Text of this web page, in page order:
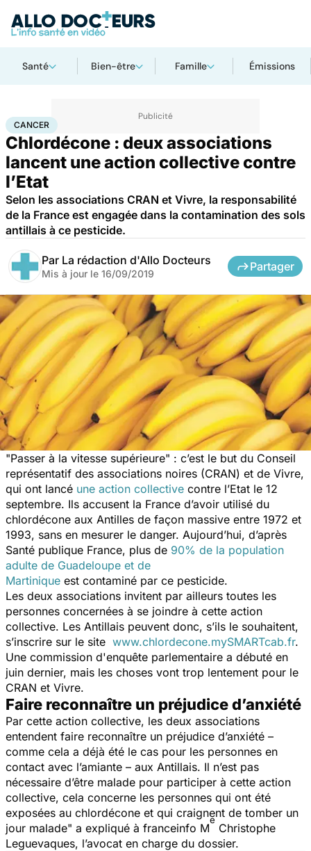
Santé Bien-être Famille Émissions
AccueilSanté Cancer
CANCER
Chlordécone : deux associations
lancent une action collective contre
l’Etat
Selon les associations CRAN et Vivre, la responsabilité
de la France est engagée dans la contamination des sols
antillais à ce pesticide.
Par La rédaction d'Allo Docteurs
Mis à jour le 16/09/2019
Partager
"Passer à la vitesse supérieure" : c’est le but du Conseil
représentatif des associations noires (CRAN) et de Vivre,
qui ont lancé une action collective contre l’Etat le 12
septembre. Ils accusent la France d’avoir utilisé du
chlordécone aux Antilles de façon massive entre 1972 et
1993, sans en mesurer le danger. Aujourd’hui, d’après
Santé publique France, plus de 90% de la population
adulte de Guadeloupe et de
Martinique est contaminé par ce pesticide.
Les deux associations invitent par ailleurs toutes les
personnes concernées à se joindre à cette action
collective. Les Antillais peuvent donc, s’ils le souhaitent,
s’inscrire sur le site www.chlordecone.mySMARTcab.fr.
Une commission d'enquête parlementaire a débuté en
juin dernier, mais les choses vont trop lentement pour le
CRAN et Vivre.
Faire reconnaître un préjudice d’anxiété
Par cette action collective, les deux associations
entendent faire reconnaître un préjudice d’anxiété –
comme cela a déjà été le cas pour les personnes en
contact avec l’amiante – aux Antillais. Il n’est pas
nécessaire d’être malade pour participer à cette action
collective, cela concerne les personnes qui ont été
exposées au chlordécone et qui craignent de tomber un
jour malade" a expliqué à franceinfo M
e
Christophe
Leguevaques, l’avocat en charge du dossier.